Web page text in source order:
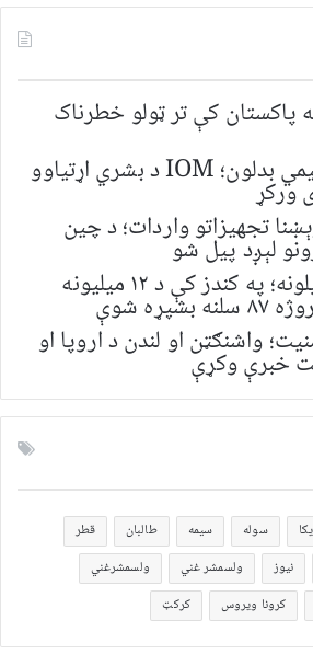
کې تر ټولو خطرناک
افغانستان کې اقلیمي بدلون؛ IOM د بشري اړتیاوو
ورکړ
تجهیزاتو واردات؛ د چین
د چغه او آقتاش پلونه؛ په کندز کې د ۱۲ میلیونه
شوې
واشنګټن او لندن د اروپا او
خبرې وکړې
سوله سیمه طالبان
قطر
نیوز ولسمشر غني
ولسمشرغني
کرونا ویروس کرکټ